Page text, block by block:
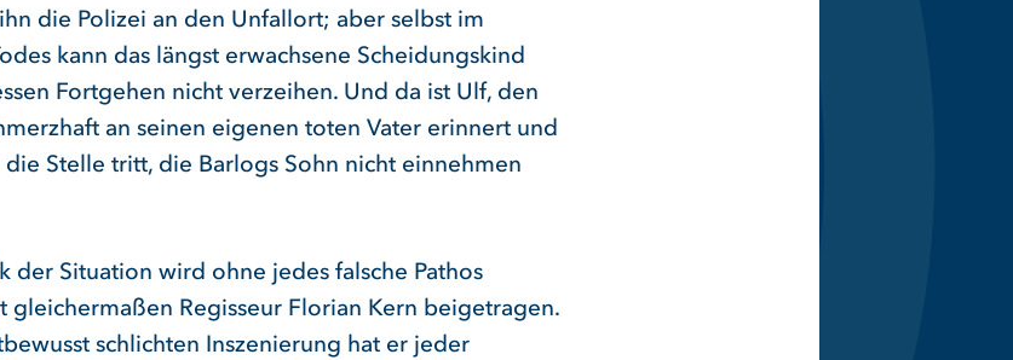
die Polizei an den Unfallort; aber selbst im
kann das längst erwachsene Scheidungskind
Fortgehen nicht verzeihen. Und da ist Ulf, den
an seinen eigenen toten Vater erinnert und
Stelle tritt, die Barlogs Sohn nicht einnehmen
der Situation wird ohne jedes falsche Pathos
gleichermaßen Regisseur Florian Kern beigetragen.
schlichten Inszenierung hat er jeder